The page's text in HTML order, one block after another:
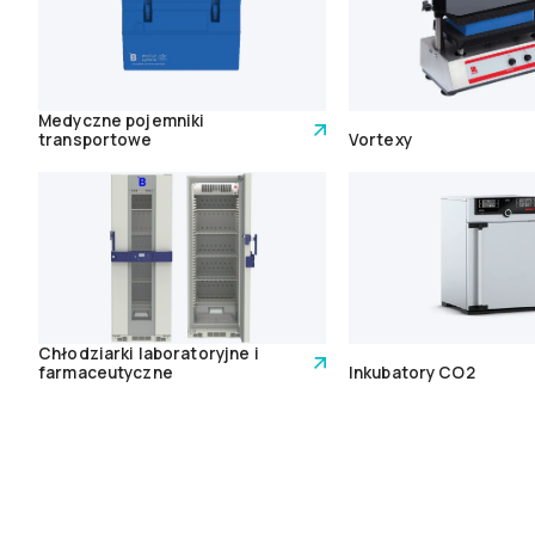
Medyczne pojemniki
transportowe
Vortexy
Chłodziarki laboratoryjne i
farmaceutyczne
Inkubatory CO2